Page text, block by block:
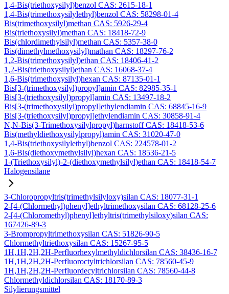
1,4-Bis(triethoxysilyl)benzol CAS: 2615-18-1
1,4-Bis(trimethoxysilylethyl)benzol CAS: 58298-01-4
Bis(trimethoxysilyl)methan CAS: 5926-29-4
Bis(triethoxysilyl)methan CAS: 18418-72-9
Bis(chlordimethylsilyl)methan CAS: 5357-38-0
Bis(dimethylmethoxysilyl)mathan CAS: 18297-76-2
1,2-Bis(trimethoxysilyl)ethan CAS: 18406-41-2
1,2-Bis(triethoxysilyl)ethan CAS: 16068-37-4
1,6-Bis(trimethoxysilyl)hexan CAS: 87135-01-1
Bis[3-(trimethoxysilyl)propyl]amin CAS: 82985-35-1
Bis[3-(triethoxysilyl)propyl]amin CAS: 13497-18-2
Bis[3-(trimethoxysilyl)propyl]ethylendiamin CAS: 68845-16-9
Bis[3-(triethoxysilyl)propyl]ethylendiamin CAS: 30858-91-4
N,N-Bis(3-Trimethoxysilylpropyl)harnstoff CAS: 18418-53-6
Bis(methyldiethoxysilylpropyl)amin CAS: 31020-47-0
1,4-Bis(triethoxysilylethyl)benzol CAS: 224578-01-2
1,6-Bis(diethoxymethylsilyl)hexan CAS: 18536-21-5
1-(Triethoxysilyl)-2-(diethoxymethylsilyl)ethan CAS: 18418-54-7
Halogensilane
3-Chloropropyltris(trimethylsilyloxy)silan CAS: 18077-31-1
2-[4-(Chlormethyl)phenyl]ethyltrimethoxysilan CAS: 68128-25-6
2-[4-(Chloromethyl)phenyl]ethyltris(trimethylsiloxy)silan CAS:
167426-89-3
3-Brompropyltrimethoxysilan CAS: 51826-90-5
Chlormethyltriethoxysilan CAS: 15267-95-5
1H,1H,2H,2H-Perfluorhexylmethyldichlorsilan CAS: 38436-16-7
1H,1H,2H,2H-Perfluoroctyltrichlorsilan CAS: 78560-45-9
1H,1H,2H,2H-Perfluordecyltrichlorsilan CAS: 78560-44-8
Chlormethyldichlorsilan CAS: 18170-89-3
Silylierungsmittel